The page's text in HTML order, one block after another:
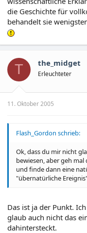
die Geschichte für
behandelt sie
T the_midget
Erleuchteter
11. Oktober 2005
Flash_Gordon schrieb:
Ok, dass du mir nicht
bewiesen, aber geh mal
und finde dann eine
"übernatürliche
Das ist ja der Punkt.
glaub auch nicht das
dahintersteckt.